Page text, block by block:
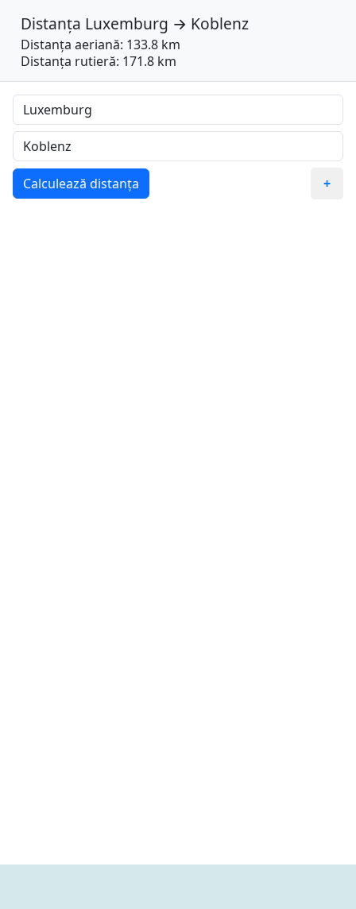
Distanța Luxemburg → Koblenz
Distanța aeriană: 133.8 km
Distanța rutieră: 171.8 km
Calculează distanța +